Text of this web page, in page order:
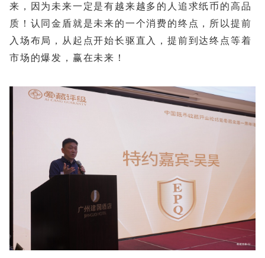
来，因为未来一定是有越来越多的人追求纸币的高品
质！认同金盾就是未来的一个消费的终点，所以提前
入场布局，从起点开始长驱直入，提前到达终点等着
市场的爆发，赢在未来！